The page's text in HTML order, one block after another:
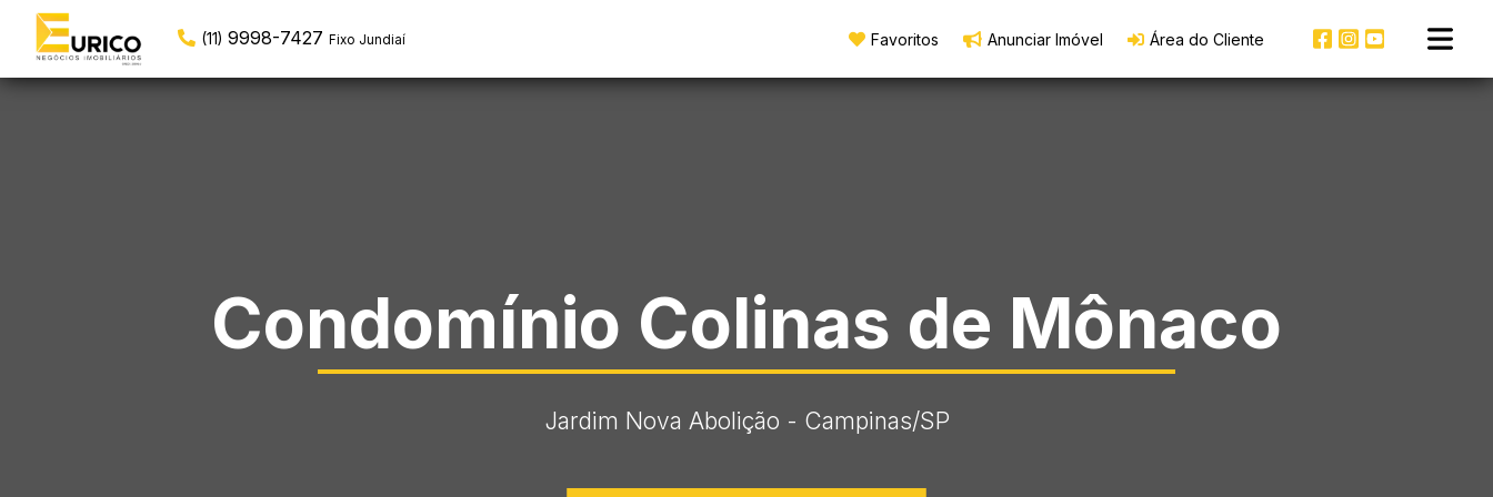
(19) 3929-7554Fixo Valinhos Favoritos Anunciar Imóvel Área do Cliente
Condomínio Colinas de Mônaco
Jardim Nova Abolição - Campinas/SP